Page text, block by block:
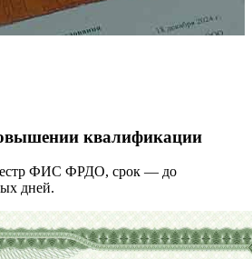
квалификации
ФИС ФРДО, срок — до
дней.